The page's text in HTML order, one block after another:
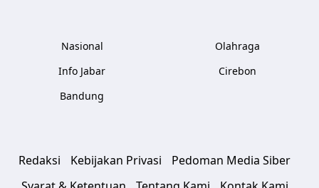
Nasional
Info Jabar
Bandung
Olahraga
Cirebon
Redaksi Kebijakan Privasi
Pedoman Media Siber